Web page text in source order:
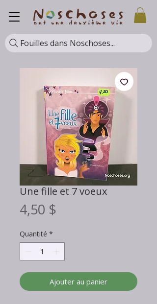
Fouilles dans Noschoses...
Une fille et 7 voeux
4,50 $
Quantité *
Ajouter au panier